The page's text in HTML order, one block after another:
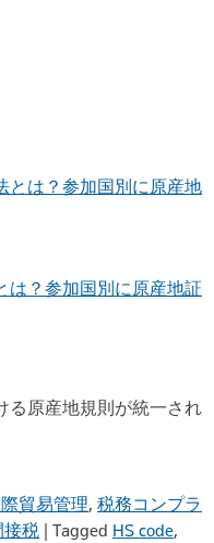
は？参加国別に原産地証
る原産地規則が統一され
貿易管理, 税務コンプラ
接税 Tagged HS code,